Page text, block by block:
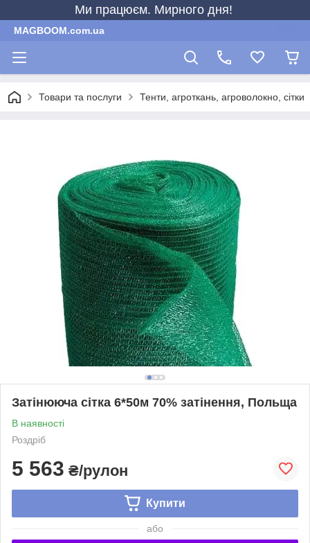
Ми працюєм. Мирного дня!
MAGBOOM.com.ua
Товари та послуги Тенти, агроткань, агроволокно, сітки
Затінююча сітка 6*50м 70% затінення, Польща
В наявності
Роздріб
5 563 ₴/рулон
Купити
або